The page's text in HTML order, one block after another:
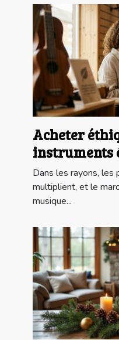
Acheter
instruments
mythe ou
Dans les rayons, les
multiplient, et le
musique...